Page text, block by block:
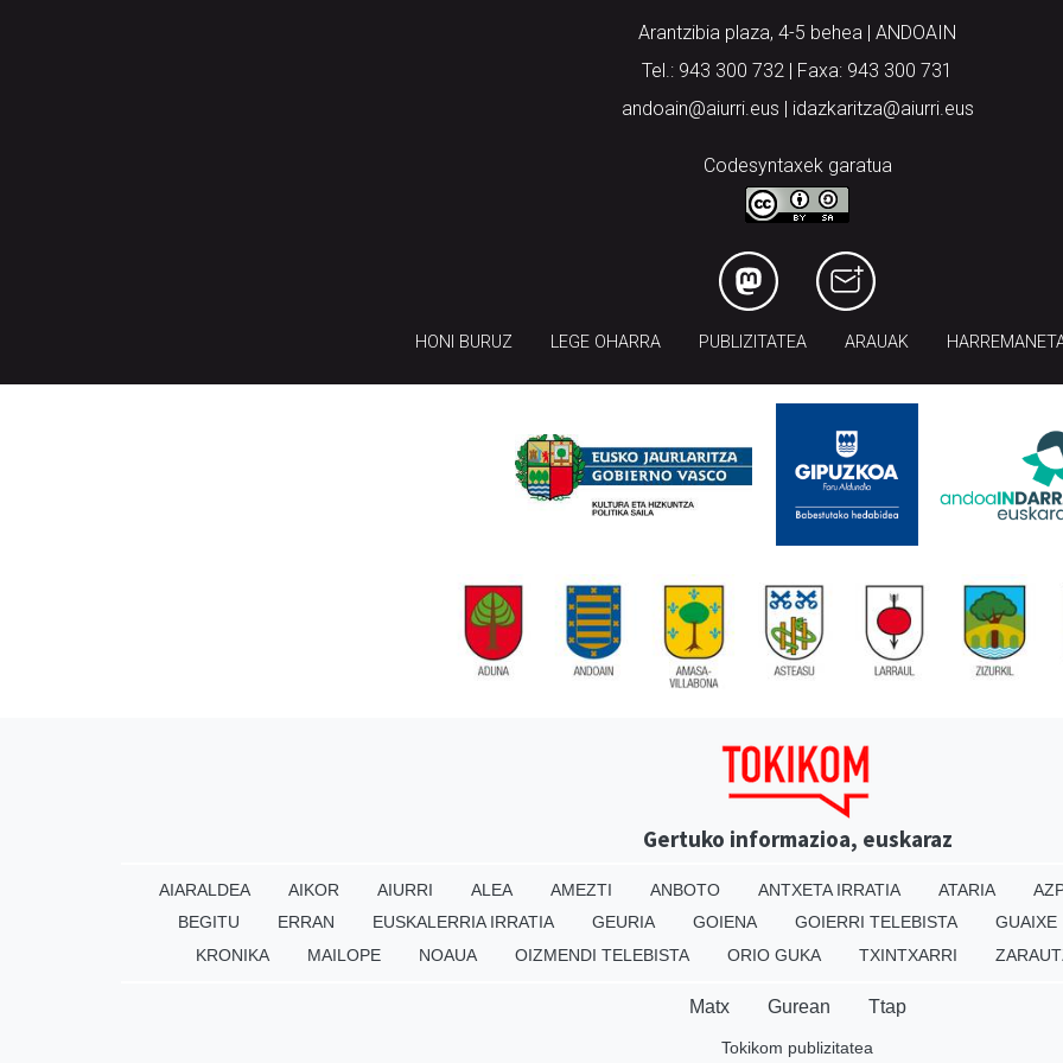
Arantzibia plaza, 4-5 behea | ANDOAIN
Tel.: 943 300 732 | Faxa: 943 300 731
andoain@aiurri.eus | idazkaritza@aiurri.eus
Codesyntaxek garatua
HONI BURUZ LEGE OHARRA PUBLIZITATEA ARAUAK
Gertuko informazioa, euskaraz
AIARALDEA AIKOR AIURRI ALEA AMEZTI ANBOTO ANTXETA IRRATIA ATARIA
BEGITU
ERRAN EUSKALERRIA IRRATIA GEURIA GOIENA GOIERRI TELEBISTA GUAIXE
KRONIKA
MAILOPE NOAUA OIZMENDI TELEBISTA ORIO GUKA TXINTXARRI
Matx Gurean Ttap
Tokikom publizitatea